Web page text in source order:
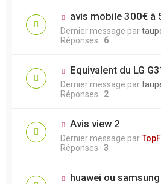
avis mobile 300€ à
Dernier message par
Réponses : 6
Equivalent du LG
Dernier message par
Réponses : 2
Avis view 2
Dernier message par
Réponses : 3
huawei ou